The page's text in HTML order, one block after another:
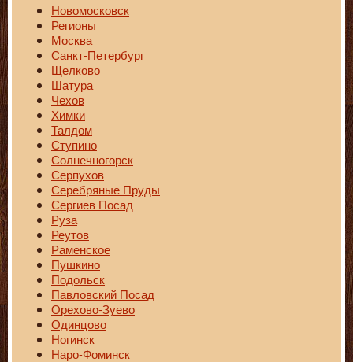
Новомосковск
Регионы
Москва
Санкт-Петербург
Щелково
Шатура
Чехов
Химки
Талдом
Ступино
Солнечногорск
Серпухов
Серебряные Пруды
Сергиев Посад
Руза
Реутов
Раменское
Пушкино
Подольск
Павловский Посад
Орехово-Зуево
Одинцово
Ногинск
Наро-Фоминск